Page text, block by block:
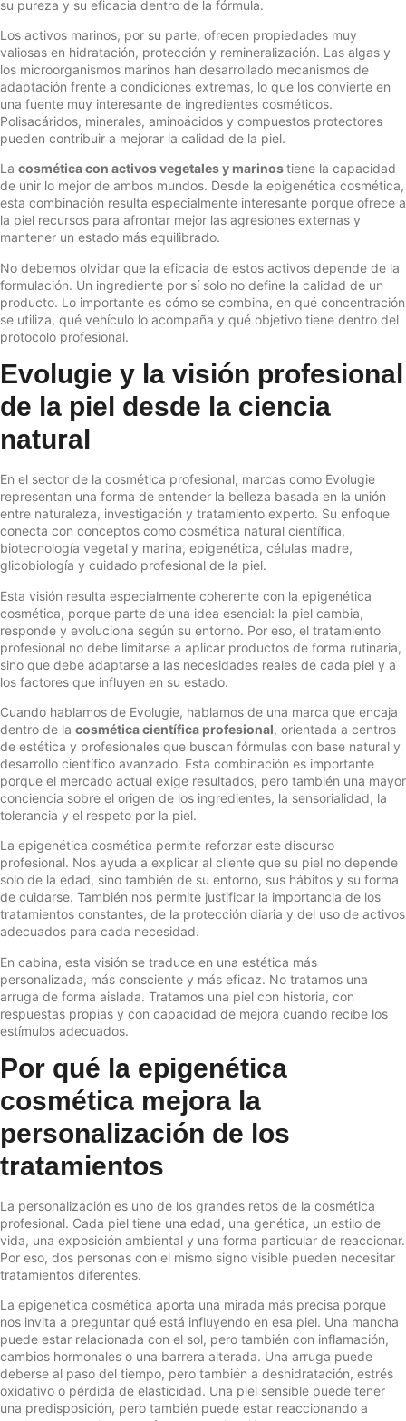
su pureza y su eficacia dentro de la fórmula.
Los activos marinos, por su parte, ofrecen propiedades muy
valiosas en hidratación, protección y remineralización. Las algas y
los microorganismos marinos han desarrollado mecanismos de
adaptación frente a condiciones extremas, lo que los convierte en
una fuente muy interesante de ingredientes cosméticos.
Polisacáridos, minerales, aminoácidos y compuestos protectores
pueden contribuir a mejorar la calidad de la piel.
La cosmética con activos vegetales y marinostiene la capacidad
de unir lo mejor de ambos mundos. Desde la epigenética cosmética,
esta combinación resulta especialmente interesante porque ofrece a
la piel recursos para afrontar mejor las agresiones externas y
mantener un estado más equilibrado.
No debemos olvidar que la eficacia de estos activos depende de la
formulación. Un ingrediente por sí solo no define la calidad de un
producto. Lo importante es cómo se combina, en qué concentración
se utiliza, qué vehículo lo acompaña y qué objetivo tiene dentro del
protocolo profesional.
Evolugie y la visión profesional
de la piel desde la ciencia
natural
En el sector de la cosmética profesional, marcas como Evolugie
representan una forma de entender la belleza basada en la unión
entre naturaleza, investigación y tratamiento experto. Su enfoque
conecta con conceptos como cosmética natural científica,
biotecnología vegetal y marina, epigenética, células madre,
glicobiología y cuidado profesional de la piel.
Esta visión resulta especialmente coherente con la epigenética
cosmética, porque parte de una idea esencial: la piel cambia,
responde y evoluciona según su entorno. Por eso, el tratamiento
profesional no debe limitarse a aplicar productos de forma rutinaria,
sino que debe adaptarse a las necesidades reales de cada piel y a
los factores que influyen en su estado.
Cuando hablamos de Evolugie, hablamos de una marca que encaja
dentro de la cosmética científica profesional, orientada a centros
de estética y profesionales que buscan fórmulas con base natural y
desarrollo científico avanzado. Esta combinación es importante
porque el mercado actual exige resultados, pero también una mayor
conciencia sobre el origen de los ingredientes, la sensorialidad, la
tolerancia y el respeto por la piel.
La epigenética cosmética permite reforzar este discurso
profesional. Nos ayuda a explicar al cliente que su piel no depende
solo de la edad, sino también de su entorno, sus hábitos y su forma
de cuidarse. También nos permite justificar la importancia de los
tratamientos constantes, de la protección diaria y del uso de activos
adecuados para cada necesidad.
En cabina, esta visión se traduce en una estética más
personalizada, más consciente y más eficaz. No tratamos una
arruga de forma aislada. Tratamos una piel con historia, con
respuestas propias y con capacidad de mejora cuando recibe los
estímulos adecuados.
Por qué la epigenética
cosmética mejora la
personalización de los
tratamientos
La personalización es uno de los grandes retos de la cosmética
profesional. Cada piel tiene una edad, una genética, un estilo de
vida, una exposición ambiental y una forma particular de reaccionar.
Por eso, dos personas con el mismo signo visible pueden necesitar
tratamientos diferentes.
La epigenética cosmética aporta una mirada más precisa porque
nos invita a preguntar qué está influyendo en esa piel. Una mancha
puede estar relacionada con el sol, pero también con inflamación,
cambios hormonales o una barrera alterada. Una arruga puede
deberse al paso del tiempo, pero también a deshidratación, estrés
oxidativo o pérdida de elasticidad. Una piel sensible puede tener
una predisposición, pero también puede estar reaccionando a